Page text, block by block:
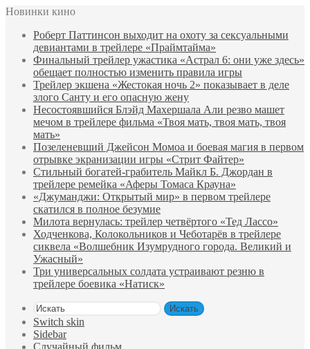
Новинки кино
Роберт Паттинсон выходит на охоту за сексуальными
девиантами в трейлере «Праймтайма»
Финальный трейлер ужастика «Астрал 6: они уже здесь»
обещает полностью изменить правила игры
Трейлер экшена «Жестокая ночь 2» показывает в деле
злого Санту и его опасную жену
Несостоявшийся Блэйд Махершала Али резво машет
мечом в трейлере фильма «Твоя мать, твоя мать, твоя
мать»
Позеленевший Джейсон Момоа и боевая магия в первом
отрывке экранизации игры «Стрит Файтер»
Стильный богатей-грабитель Майкл Б. Джордан в
трейлере ремейка «Аферы Томаса Крауна»
«Джуманджи: Открытый мир» в первом трейлере
скатился в полное безумие
Милота вернулась: трейлер четвёртого «Тед Лассо»
Ходченкова, Колокольников и Чеботарёв в трейлере
сиквела «Волшебник Изумрудного города. Великий и
Ужасный»
Три универсальных солдата устраивают резню в
трейлере боевика «Натиск»
Искать
Switch skin
Sidebar
Случайный фильм